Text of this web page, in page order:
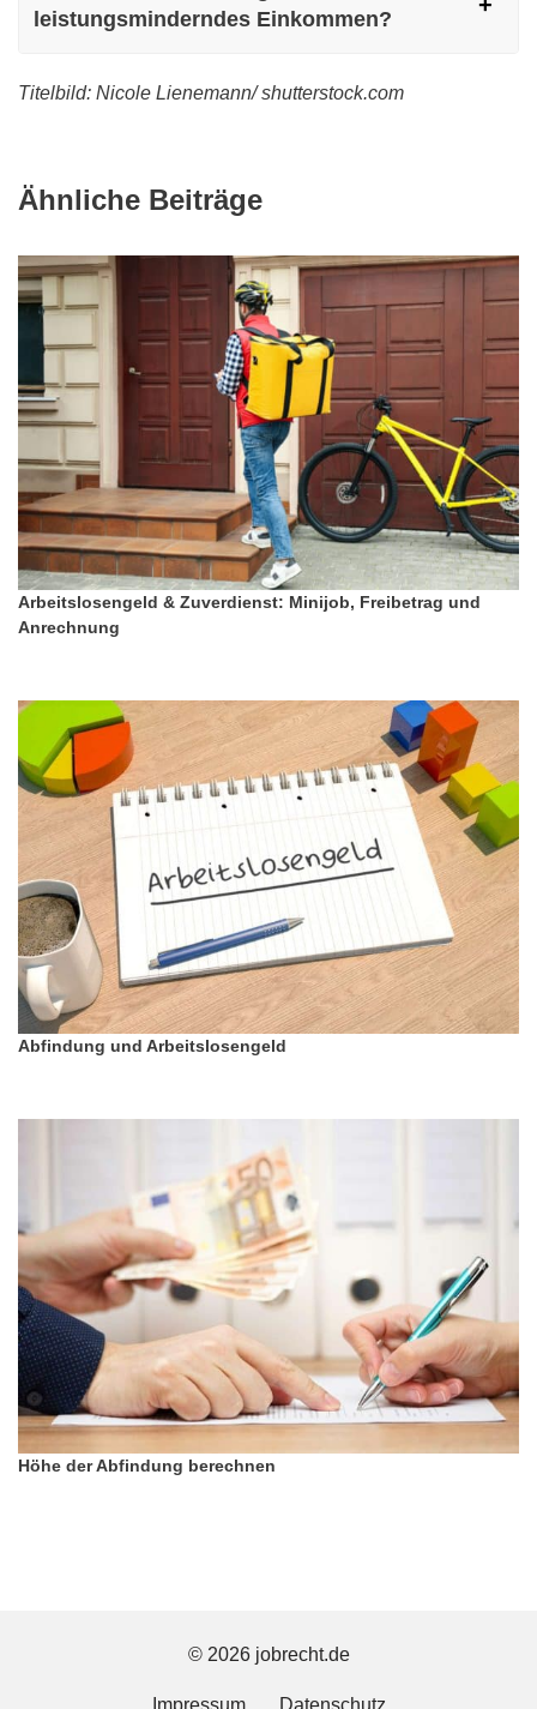
leistungsminderndes Einkommen?
Titelbild: Nicole Lienemann/ shutterstock.com
Ähnliche Beiträge
Arbeitslosengeld & Zuverdienst: Minijob, Freibetrag und
Anrechnung
Abfindung und Arbeitslosengeld
Höhe der Abfindung berechnen
© 2026 jobrecht.de